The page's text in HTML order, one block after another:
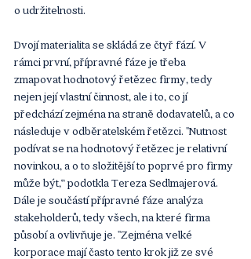
o udržitelnosti.
Dvojí materialita se skládá ze čtyř fází. V
rámci první, přípravné fáze je třeba
zmapovat hodnotový řetězec firmy, tedy
nejen její vlastní činnost, ale i to, co jí
předchází zejména na straně dodavatelů, a co
následuje v odběratelském řetězci. "Nutnost
podívat se na hodnotový řetězec je relativní
novinkou, a o to složitější to poprvé pro firmy
může být,“ podotkla Tereza Sedlmajerová.
Dále je součástí přípravné fáze analýza
stakeholderů, tedy všech, na které firma
působí a ovlivňuje je. "Zejména velké
korporace mají často tento krok již ze své